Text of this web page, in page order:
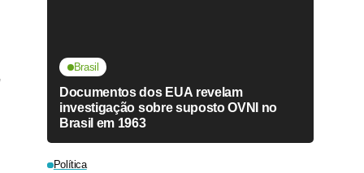
Brasil
Documentos dos EUA revelam
investigação sobre suposto OVNI no
Brasil em 1963
Política